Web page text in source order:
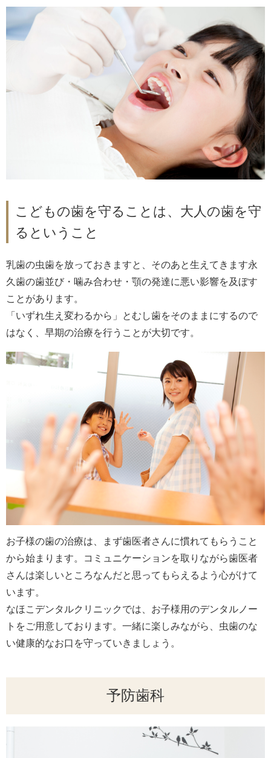
こどもの歯を守ることは、大人の歯を守
るということ
乳歯の虫歯を放っておきますと、そのあと生えてきます永
久歯の歯並び・噛み合わせ・顎の発達に悪い影響を及ぼす
ことがあります。
「いずれ生え変わるから」とむし歯をそのままにするので
はなく、早期の治療を行うことが大切です。
お子様の歯の治療は、まず歯医者さんに慣れてもらうこと
から始まります。コミュニケーションを取りながら歯医者
さんは楽しいところなんだと思ってもらえるよう心がけて
います。
なほこデンタルクリニックでは、お子様用のデンタルノー
トをご用意しております。一緒に楽しみながら、虫歯のな
い健康的なお口を守っていきましょう。
予防歯科